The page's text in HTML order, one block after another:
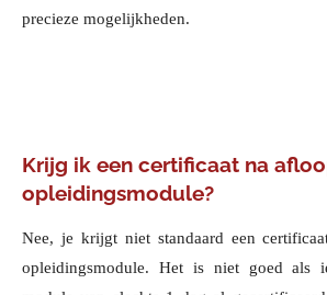
precieze mogelijkheden.
Krijg ik een certificaat na
opleidingsmodule?
Nee, je krijgt niet standaard een
opleidingsmodule. Het is niet goed als